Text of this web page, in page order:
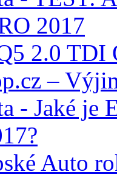
2.0 TDI
Auto